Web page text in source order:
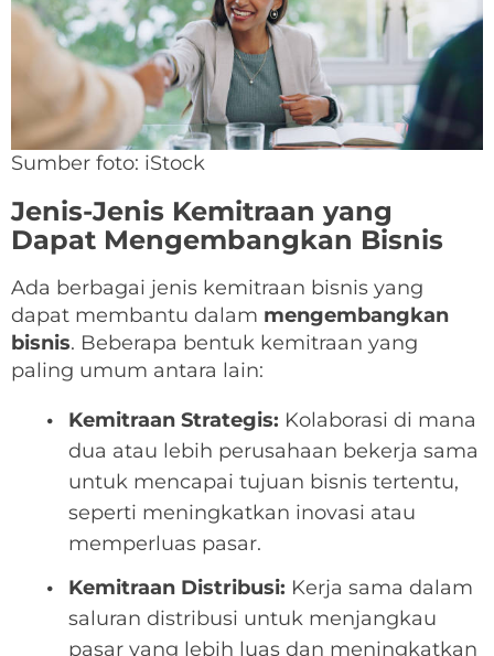
Sumber foto: iStock
Jenis-Jenis Kemitraan yang
Dapat Mengembangkan Bisnis
Ada berbagai jenis kemitraan bisnis yang
dapat membantu dalam mengembangkan
bisnis. Beberapa bentuk kemitraan yang
paling umum antara lain:
Kemitraan Strategis: Kolaborasi di mana
dua atau lebih perusahaan bekerja sama
untuk mencapai tujuan bisnis tertentu,
seperti meningkatkan inovasi atau
memperluas pasar.
Kemitraan Distribusi: Kerja sama dalam
saluran distribusi untuk menjangkau
pasar yang lebih luas dan meningkatkan